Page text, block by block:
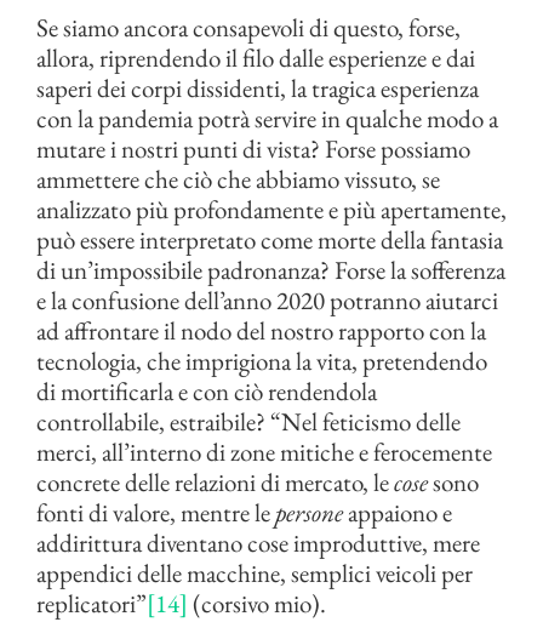
Se siamo ancora consapevoli di questo, forse,
allora, riprendendo il filo dalle esperienze e dai
saperi dei corpi dissidenti, la tragica esperienza
con la pandemia potrà servire in qualche modo a
mutare i nostri punti di vista? Forse possiamo
ammettere che ciò che abbiamo vissuto, se
analizzato più profondamente e più apertamente,
può essere interpretato come morte della fantasia
di un’impossibile padronanza? Forse la sofferenza
e la confusione dell’anno 2020 potranno aiutarci
ad affrontare il nodo del nostro rapporto con la
tecnologia, che imprigiona la vita, pretendendo
di mortificarla e con ciò rendendola
controllabile, estraibile? “Nel feticismo delle
merci, all’interno di zone mitiche e ferocemente
concrete delle relazioni di mercato, lecosesono
fonti di valore, mentre lepersoneappaiono e
addirittura diventano cose improduttive, mere
appendici delle macchine, semplici veicoli per
replicatori”[14] (corsivo mio).